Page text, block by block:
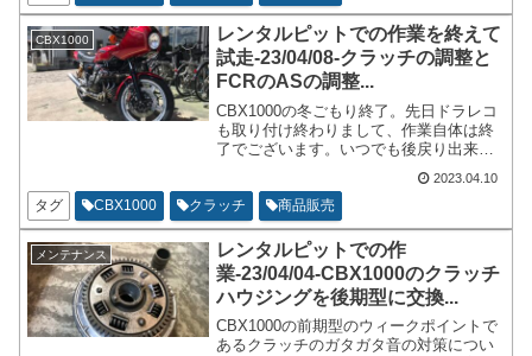
CBX1000
レンタルピットでの作業を終えて
試走-23/04/08-クラッチの調整と
FCRのASの調整...
CBX1000の冬ごもり終了。先日ドラレコ
も取り付け終わりまして、作業自体は終
了でございます。いつでも後戻り出来る
いのでレンタルピットを片付けて、基本
的には取付に関して失敗が無いという事
を前提での試走となります。
2023.04.10
タグ CBX1000 クラッチ 商品販売
メンテナンス
レンタルピットでの作
業-23/04/04-CBX1000のクラッチ
ハウジングを後期型に交換...
CBX1000の前期型のウィークポイントで
あるクラッチのガタガタ音の対策につい